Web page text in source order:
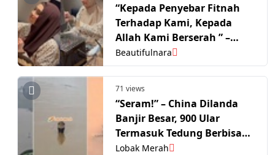
“Kepada Penyebar Fitnah
Terhadap Kami, Kepada
Allah Kami Berserah ” –
Norman Hakim
Beautifulnara
71 views
“Seram!” – China Dilanda
Banjir Besar, 900 Ular
Termasuk Tedung Berbisa
Terlepas Cetus Panik
Lobak Merah